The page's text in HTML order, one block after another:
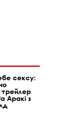
сексу:
трейлер
Аракі з